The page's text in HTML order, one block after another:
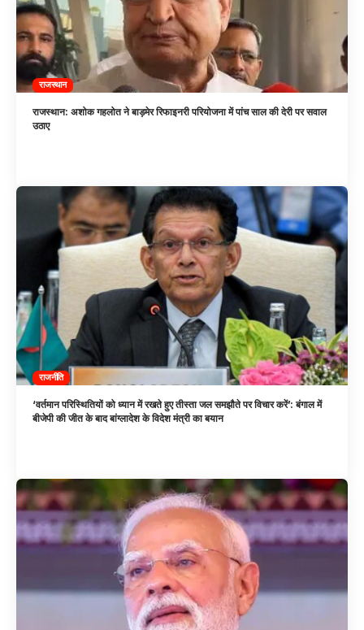
राजस्थान
राजस्थान: अशोक गहलोत ने बाड़मेर रिफाइनरी परियोजना में पांच साल की देरी पर सवाल
उठाए
राजनीति
‘वर्तमान परिस्थितियों को ध्यान में रखते हुए तीस्ता जल समझौते पर विचार करें’: बंगाल में
बीजेपी की जीत के बाद बांग्लादेश के विदेश मंत्री का बयान